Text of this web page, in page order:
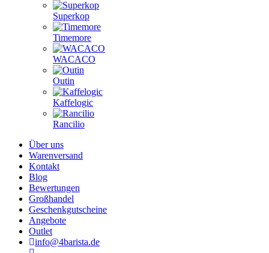
Superkop
Timemore
WACACO
Outin
Kaffelogic
Rancilio
Über uns
Warenversand
Kontakt
Blog
Bewertungen
Großhandel
Geschenkgutscheine
Angebote
Outlet
info@4barista.de